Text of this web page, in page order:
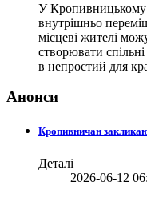
У Кропивницькому
внутрішньо
місцеві жителі
створювати
в непростий для
Анонси
Кропивничан
Деталі
2026-06-12